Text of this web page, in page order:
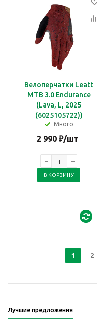
Велоперчатки Leatt
MTB 3.0 Endurance
(Lava, L, 2025
(6025105722))
Много
2 990 ₽/шт
В КОРЗИНУ
1 2
Лучшие предложения